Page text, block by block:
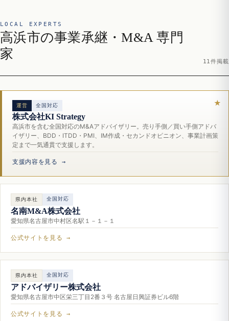
LOCAL EXPERTS
高浜市の事業承継・M&A 専門
家
11件掲載
運営 全国対応
株式会社KI Strategy
高浜市を含む全国対応のM&Aアドバイザリー。売り手側／買い手側アドバ
イザリー、BDD・ITDD・PMI、IM作成・セカンドオピニオン、事業計画策
定まで一気通貫で支援します。
支援内容を見る →
県内本社 全国対応
名南M&A株式会社
愛知県名古屋市中村区名駅１－１－１
公式サイトを見る →
県内本社 全国対応
アドバイザリー株式会社
愛知県名古屋市中区栄三丁目2番３号 名古屋日興証券ビル6階
公式サイトを見る →